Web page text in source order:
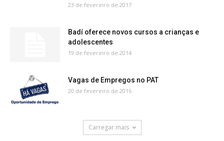
23 de fevereiro de 2017
Badí oferece novos cursos a crianças e
adolescentes
19 de fevereiro de 2014
Vagas de Empregos no PAT
20 de fevereiro de 2016
Carregar mais